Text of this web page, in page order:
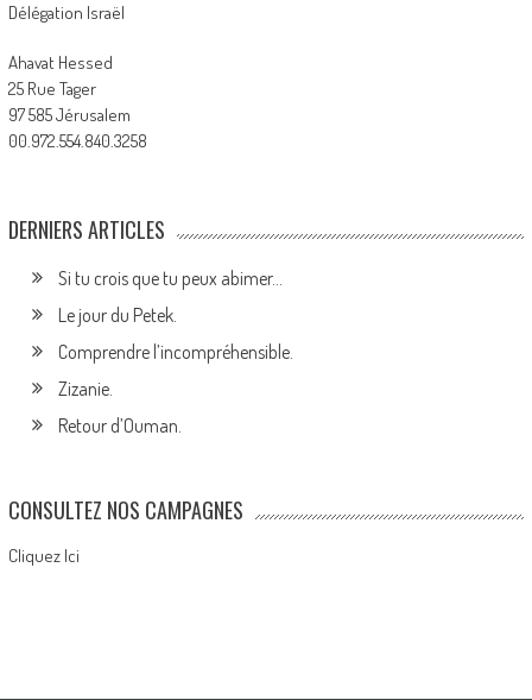
Délégation Israël
Ahavat Hessed
25 Rue Tager
97 585 Jérusalem
00.972.554.840.3258
DERNIERS ARTICLES
Si tu crois que tu peux abimer…
Le jour du Petek.
Comprendre l’incompréhensible.
Zizanie.
Retour d’Ouman.
CONSULTEZ NOS CAMPAGNES
Cliquez Ici